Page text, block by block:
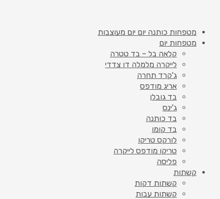
מטפחות כותנה יום יום מעוצבות
מטפחות יום
קלאה בל – בד טטרה
לייקרה מלמלה דו צדדי
ג'קרד תחרה
אריג מודפס
בד גובלן
ג'ינס
בד כותנה
בד קומו
לורקס טריקו
טריקו מודפס לייקרה
פליסה
קשתות
קשתות דקות
קשתות עבות